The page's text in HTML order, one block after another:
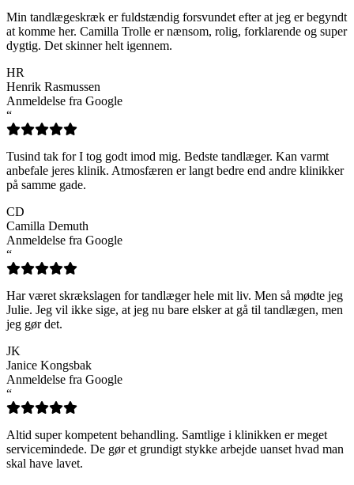
Min tandlægeskræk er fuldstændig forsvundet efter at jeg er begyndt
at komme her. Camilla Trolle er nænsom, rolig, forklarende og super
dygtig. Det skinner helt igennem.
HR
Henrik Rasmussen
Anmeldelse fra Google
“
Tusind tak for I tog godt imod mig. Bedste tandlæger. Kan varmt
anbefale jeres klinik. Atmosfæren er langt bedre end andre klinikker
på samme gade.
CD
Camilla Demuth
Anmeldelse fra Google
“
Har været skrækslagen for tandlæger hele mit liv. Men så mødte jeg
Julie. Jeg vil ikke sige, at jeg nu bare elsker at gå til tandlægen, men
jeg gør det.
JK
Janice Kongsbak
Anmeldelse fra Google
“
Altid super kompetent behandling. Samtlige i klinikken er meget
servicemindede. De gør et grundigt stykke arbejde uanset hvad man
skal have lavet.